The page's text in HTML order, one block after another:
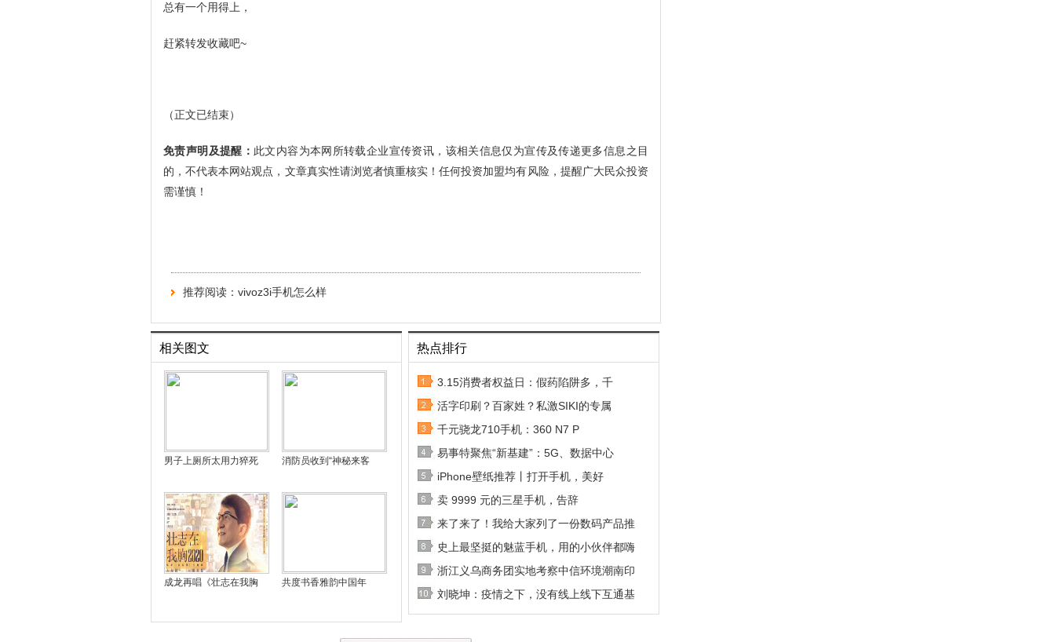
总有一个用得上，
赶紧转发收藏吧~
（正文已结束）
免责声明及提醒： 此文内容为本网所转载企业宣传资讯，该相关信息仅为宣传及传递更多信息之目
的，不代表本网站观点，文章真实性请浏览者慎重核实！任何投资加盟均有风险，提醒广大民众投资
需谨慎！
推荐阅读： vivoz3i手机怎么样
相关图文
男子上厕所太用力猝死 消防员收到“神秘来客
成龙再唱《壮志在我胸 共度书香雅韵中国年
热点排行
3.15消费者权益日：假药陷阱多，千
活字印刷？百家姓？私激SIKI的专属
千元骁龙710手机：360 N7 P
易事特聚焦“新基建”：5G、数据中心
iPhone壁纸推荐丨打开手机，美好
卖 9999 元的三星手机，告辞
来了来了！我给大家列了一份数码产品推
史上最坚挺的魅蓝手机，用的小伙伴都嗨
浙江义乌商务团实地考察中信环境潮南印
刘晓坤：疫情之下，没有线上线下互通基